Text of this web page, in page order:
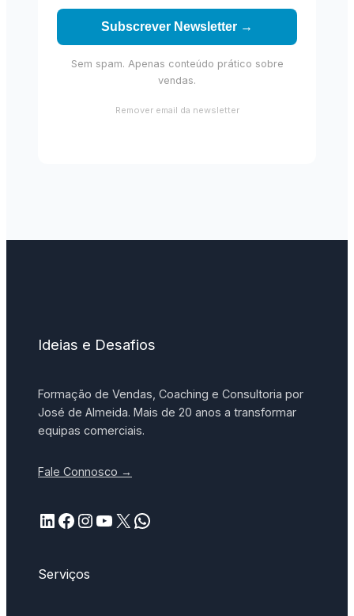
Subscrever Newsletter →
Sem spam. Apenas conteúdo prático sobre
vendas.
Remover email da newsletter
Ideias e Desafios
Formação de Vendas, Coaching e Consultoria por
José de Almeida. Mais de 20 anos a transformar
equipas comerciais.
Fale Connosco →
LinkedIn Facebook InstagramYouTube X WhatsApp
Serviços